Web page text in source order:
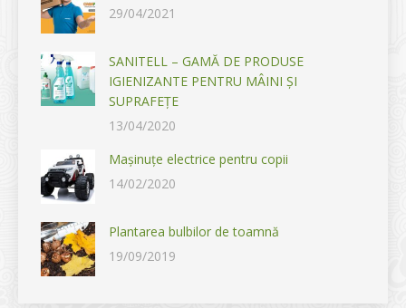
29/04/2021
SANITELL – GAMĂ DE PRODUSE
IGIENIZANTE PENTRU MÂINI ȘI
SUPRAFEȚE
13/04/2020
Mașinuțe electrice pentru copii
14/02/2020
Plantarea bulbilor de toamnă
19/09/2019